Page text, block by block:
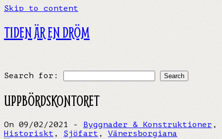
Skip to content
TIDEN ÄR EN DRÖM
Search for:
UPPBÖRDSKONTORET
On 09/02/2021 - Byggnader & Konstruktioner ,
Historiskt , Sjöfart , Vänersborgiana